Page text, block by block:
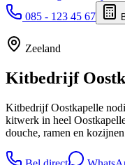
085 - 123 45 67
Zeeland
Kitbedrijf
Kitbedrijf Oostkapelle
kitwerk in heel
douche, ramen en